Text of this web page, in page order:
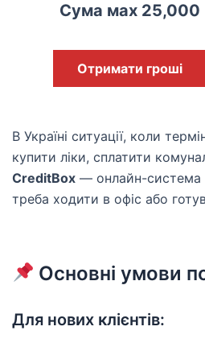
Сума мах 25,000
Отримати гроші
В Україні ситуації, коли
купити ліки, сплатити
CreditBox — онлайн-система
треба ходити в офіс або
Основні умови
Для нових клієнтів: